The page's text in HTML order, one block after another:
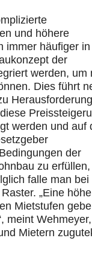
und höhere
immer häufiger
der
werden, um
Dies führt
werden und auf
der
zu
falle man bei
„Eine
Mietstufen
meint
Mietern